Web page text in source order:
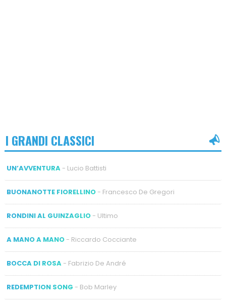
I GRANDI CLASSICI
UN’AVVENTURA- Lucio Battisti
BUONANOTTE FIORELLINO- Francesco De Gregori
RONDINI AL GUINZAGLIO- Ultimo
A MANO A MANO- Riccardo Cocciante
BOCCA DI ROSA- Fabrizio De André
REDEMPTION SONG - Bob Marley